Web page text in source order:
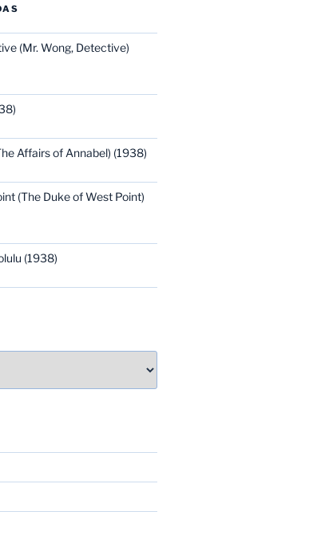
(Mr. Wong, Detective)
Affairs of Annabel) (1938)
(The Duke of West Point)
(1938)